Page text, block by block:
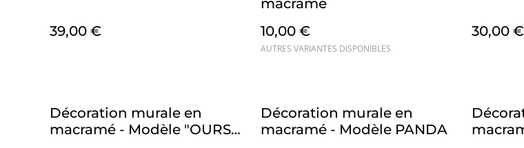
39,00 €
macramé
10,00 €
AUTRES VARIANTES DISPONIBLES
30,00 €
Décoration murale en
macramé - Modèle "OURS
Décoration murale en
macramé - Modèle PANDA